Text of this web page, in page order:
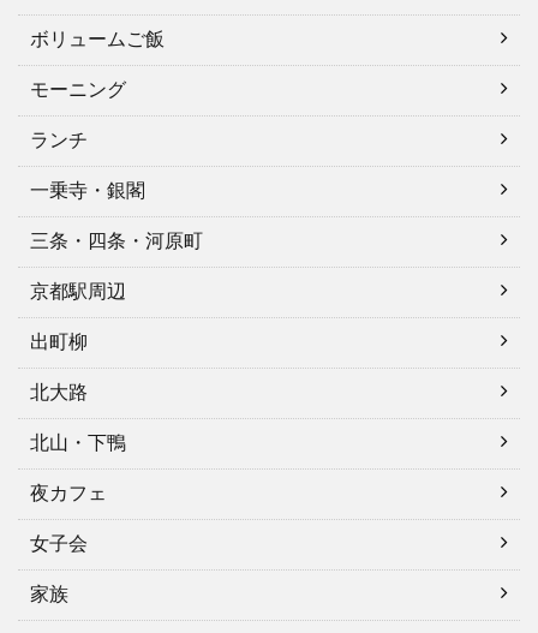
ボリュームご飯
モーニング
ランチ
一乗寺・銀閣
三条・四条・河原町
京都駅周辺
出町柳
北大路
北山・下鴨
夜カフェ
女子会
家族